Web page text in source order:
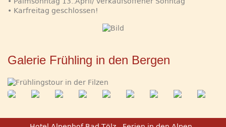
• Karfreitag geschlossen!
Galerie Frühling in den Bergen